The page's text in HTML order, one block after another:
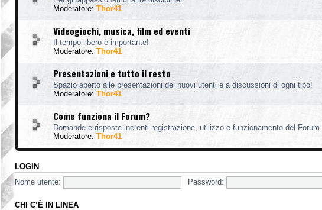
Moderatore: Thor41
Videogiochi, musica, film ed eventi
Il tempo libero è importante!
Moderatore: Thor41
Presentazioni e tutto il resto
Spazio aperto alle presentazioni dei nuovi utenti e a discussioni di ogni tipo!
Moderatore: Thor41
Come funziona il Forum?
Domande e risposte inerenti registrazione, utilizzo e funzionamento del Forum.
Moderatore: Thor41
LOGIN
Nome utente: Password:
CHI C’È IN LINEA